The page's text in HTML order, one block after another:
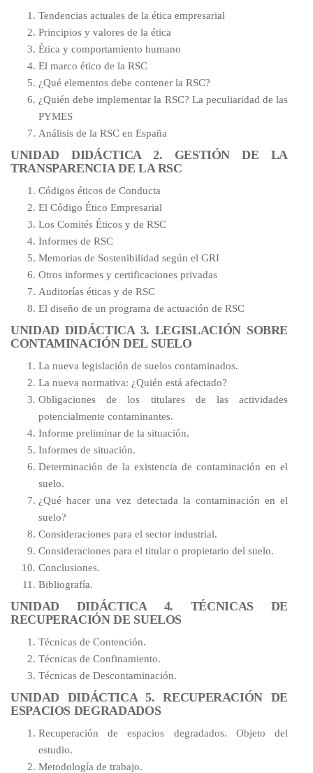
Tendencias actuales de la ética empresarial
Principios y valores de la ética
Ética y comportamiento humano
El marco ético de la RSC
¿Qué elementos debe contener la RSC?
¿Quién debe implementar la RSC? La peculiaridad de las
PYMES
Análisis de la RSC en España
UNIDAD DIDÁCTICA 2. GESTIÓN DE LA
TRANSPARENCIA DE LA RSC
Códigos éticos de Conducta
El Código Ético Empresarial
Los Comités Éticos y de RSC
Informes de RSC
Memorias de Sostenibilidad según el GRI
Otros informes y certificaciones privadas
Auditorías éticas y de RSC
El diseño de un programa de actuación de RSC
UNIDAD DIDÁCTICA 3. LEGISLACIÓN SOBRE
CONTAMINACIÓN DEL SUELO
La nueva legislación de suelos contaminados.
La nueva normativa: ¿Quién está afectado?
Obligaciones de los titulares de las actividades
potencialmente contaminantes.
Informe preliminar de la situación.
Informes de situación.
Determinación de la existencia de contaminación en el
suelo.
¿Qué hacer una vez detectada la contaminación en el
suelo?
Consideraciones para el sector industrial.
Consideraciones para el titular o propietario del suelo.
Conclusiones.
Bibliografía.
UNIDAD DIDÁCTICA 4. TÉCNICAS DE
RECUPERACIÓN DE SUELOS
Técnicas de Contención.
Técnicas de Confinamiento.
Técnicas de Descontaminación.
UNIDAD DIDÁCTICA 5. RECUPERACIÓN DE
ESPACIOS DEGRADADOS
Recuperación de espacios degradados. Objeto del
estudio.
Metodología de trabajo.